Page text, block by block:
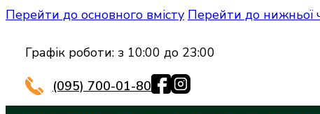
Перейти до основного вмісту Перейти до нижньої
Графік роботи: з 10:00 до 23:00
(095) 700-01-80